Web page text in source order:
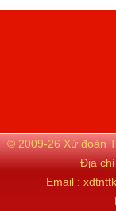
© 2009-26 Xứ đoàn
Địa
Email :